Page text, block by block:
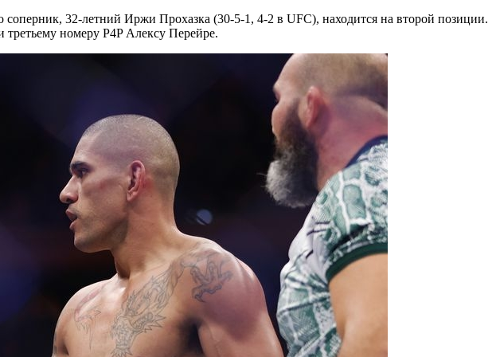
32-летний Иржи Прохазка (30-5-1, 4-2 в UFC), находится на второй позиции.
номеру P4P Алексу Перейре.